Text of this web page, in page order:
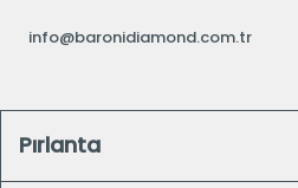
info@baronidiamond.com.tr
Pırlanta